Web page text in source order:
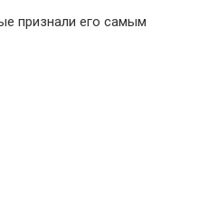
признали его самым